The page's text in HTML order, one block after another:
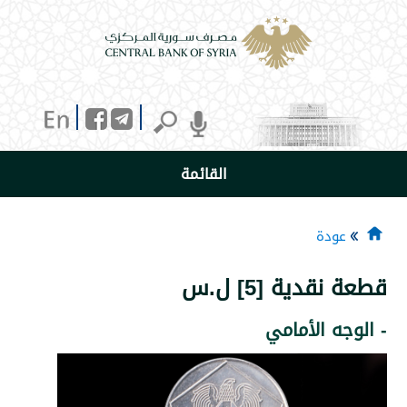
[5] ل.س
الأمامي